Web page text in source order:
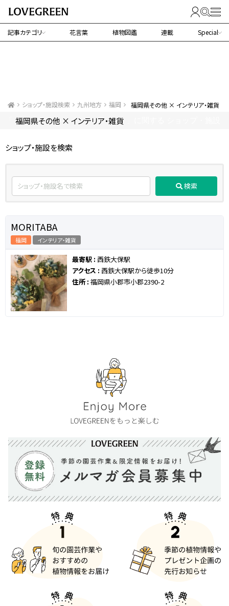
記事カテゴリ 花言葉 植物図鑑 連載 Special
ショップ・施設検索 九州地方 福岡
福岡県その他 × インテリア・雑貨
福岡県その他 × インテリア・雑貨
ショップ・施設を検索
検索
MORITABA
福岡 インテリア・雑貨
最寄駅 : 西鉄大保駅
アクセス : 西鉄大保駅から徒歩10分
住所 : 福岡県小郡市小郡2390-2